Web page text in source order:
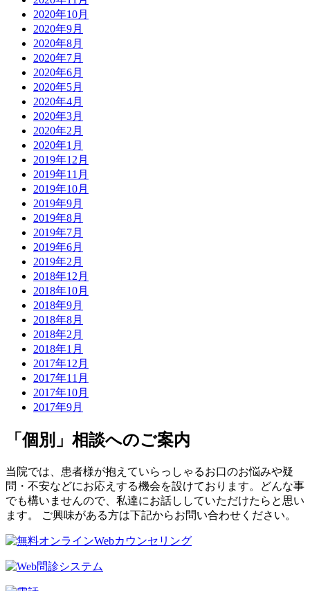
2020年10月
2020年9月
2020年8月
2020年7月
2020年6月
2020年5月
2020年4月
2020年3月
2020年2月
2020年1月
2019年12月
2019年11月
2019年10月
2019年9月
2019年8月
2019年7月
2019年6月
2019年2月
2018年12月
2018年10月
2018年9月
2018年8月
2018年2月
2018年1月
2017年12月
2017年11月
2017年10月
2017年9月
「個別」相談へのご案内
当院では、患者様が抱えていらっしゃるお口のお悩みや疑
問・不安などにお応えする機会を設けております。どんな事
でも構いませんので、私達にお話ししていただけたらと思い
ます。 ご興味がある方は下記からお問い合わせください。